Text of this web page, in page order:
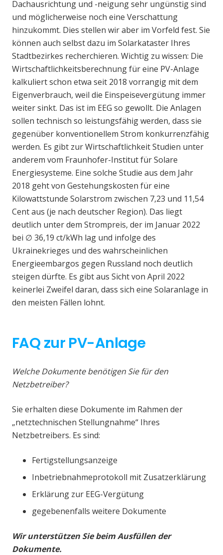
Dachausrichtung und -neigung sehr ungünstig sind
und möglicherweise noch eine Verschattung
hinzukommt. Dies stellen wir aber im Vorfeld fest. Sie
können auch selbst dazu im Solarkataster Ihres
Stadtbezirkes recherchieren. Wichtig zu wissen: Die
Wirtschaftlichkeitsberechnung für eine PV-Anlage
kalkuliert schon etwa seit 2018 vorrangig mit dem
Eigenverbrauch, weil die Einspeisevergütung immer
weiter sinkt. Das ist im EEG so gewollt. Die Anlagen
sollen technisch so leistungsfähig werden, dass sie
gegenüber konventionellem Strom konkurrenzfähig
werden. Es gibt zur Wirtschaftlichkeit Studien unter
anderem vom Fraunhofer-Institut für Solare
Energiesysteme. Eine solche Studie aus dem Jahr
2018 geht von Gestehungskosten für eine
Kilowattstunde Solarstrom zwischen 7,23 und 11,54
Cent aus (je nach deutscher Region). Das liegt
deutlich unter dem Strompreis, der im Januar 2022
bei ∅ 36,19 ct/kWh lag und infolge des
Ukrainekrieges und des wahrscheinlichen
Energieembargos gegen Russland noch deutlich
steigen dürfte. Es gibt aus Sicht von April 2022
keinerlei Zweifel daran, dass sich eine Solaranlage in
den meisten Fällen lohnt.
FAQ zur PV-Anlage
Welche Dokumente benötigen Sie für den
Netzbetreiber?
Sie erhalten diese Dokumente im Rahmen der
„netztechnischen Stellungnahme“ Ihres
Netzbetreibers. Es sind:
Fertigstellungsanzeige
Inbetriebnahmeprotokoll mit Zusatzerklärung
Erklärung zur EEG-Vergütung
gegebenenfalls weitere Dokumente
Wir unterstützen Sie beim Ausfüllen der
Dokumente.